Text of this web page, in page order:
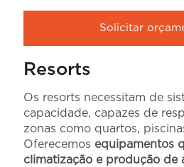
Solicitar
Resorts
Os resorts necessitam de
capacidade, capazes de
zonas como quartos,
Oferecemos equipamentos
climatização e produção de